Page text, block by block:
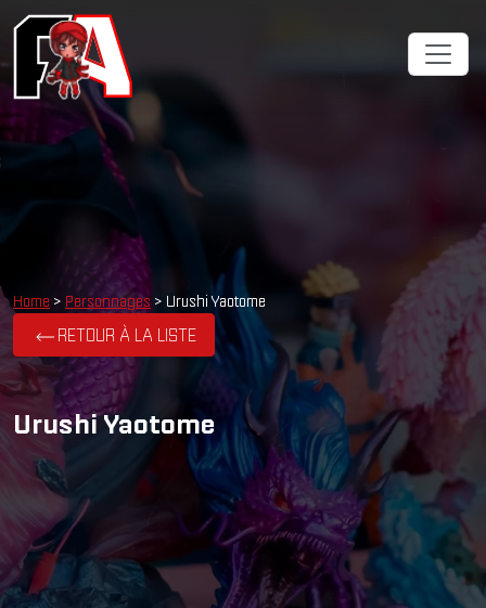
Home > Personnages > Urushi Yaotome
RETOUR À LA LISTE
Urushi Yaotome
Cookies management panel